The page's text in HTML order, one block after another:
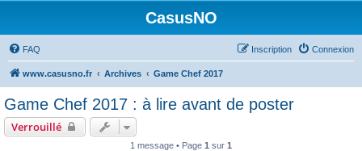
CasusNO
FAQ Connexion
Inscription
www.casusno.fr Archives Game Chef 2017
Game Chef 2017 : à lire avant de poster
Verrouillé
1 message • Page 1 sur 1